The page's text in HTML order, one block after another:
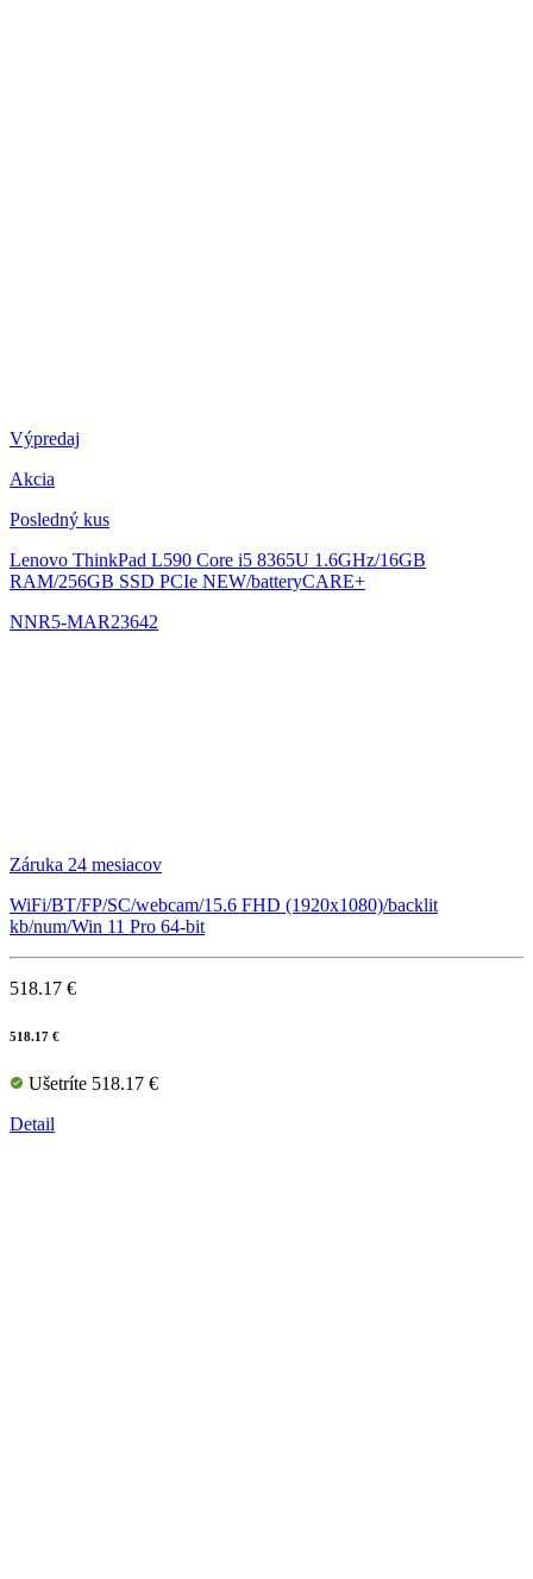
Výpredaj
Akcia
Posledný kus
Lenovo ThinkPad L590 Core i5 8365U 1.6GHz/16GB
RAM/256GB SSD PCIe NEW/batteryCARE+
NNR5-MAR23642
Záruka 24 mesiacov
WiFi/BT/FP/SC/webcam/15.6 FHD (1920x1080)/backlit
kb/num/Win 11 Pro 64-bit
518.17 €
518.17 €
Ušetríte 518.17 €
Detail